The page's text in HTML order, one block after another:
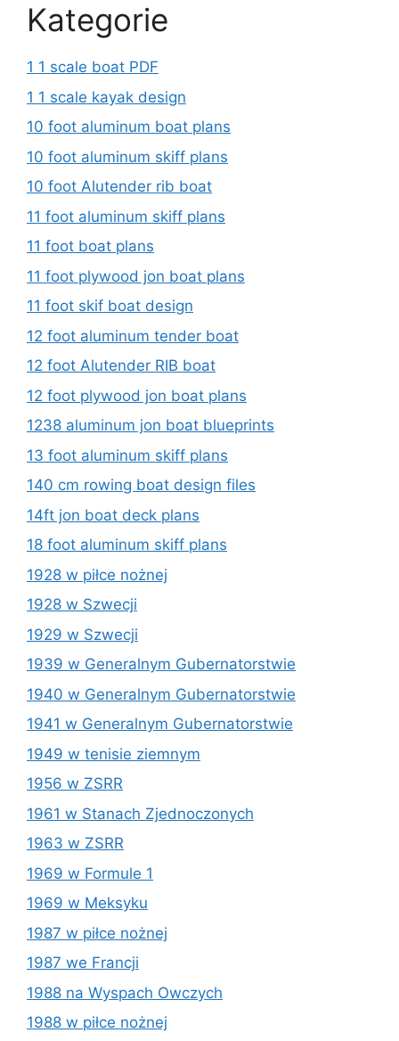
Kategorie
1 1 scale boat PDF
1 1 scale kayak design
10 foot aluminum boat plans
10 foot aluminum skiff plans
10 foot Alutender rib boat
11 foot aluminum skiff plans
11 foot boat plans
11 foot plywood jon boat plans
11 foot skif boat design
12 foot aluminum tender boat
12 foot Alutender RIB boat
12 foot plywood jon boat plans
1238 aluminum jon boat blueprints
13 foot aluminum skiff plans
140 cm rowing boat design files
14ft jon boat deck plans
18 foot aluminum skiff plans
1928 w piłce nożnej
1928 w Szwecji
1929 w Szwecji
1939 w Generalnym Gubernatorstwie
1940 w Generalnym Gubernatorstwie
1941 w Generalnym Gubernatorstwie
1949 w tenisie ziemnym
1956 w ZSRR
1961 w Stanach Zjednoczonych
1963 w ZSRR
1969 w Formule 1
1969 w Meksyku
1987 w piłce nożnej
1987 we Francji
1988 na Wyspach Owczych
1988 w piłce nożnej